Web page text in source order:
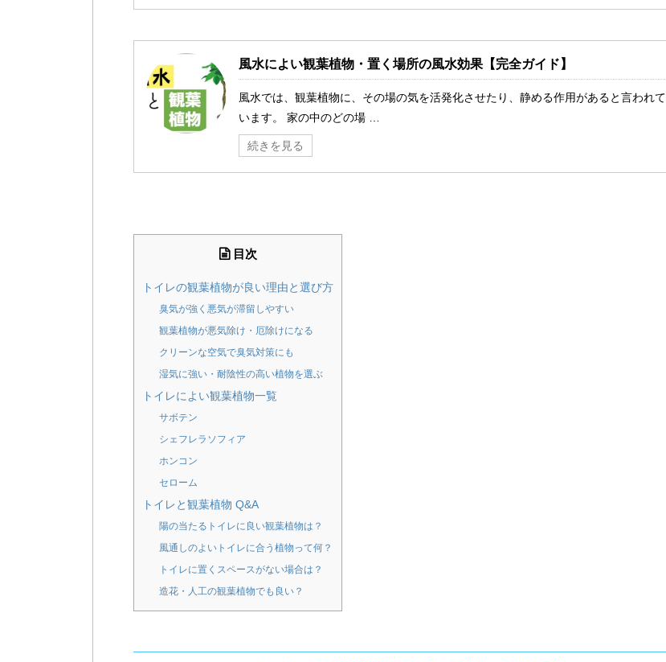
風水によい観葉植物・置く場所の風水効果【完全ガイド】
風水では、観葉植物に、その場の気を活発化させたり、静める作用があると言われて
います。 家の中のどの場 …
続きを見る
目次
トイレの観葉植物が良い理由と選び方
臭気が強く悪気が滞留しやすい
観葉植物が悪気除け・厄除けになる
クリーンな空気で臭気対策にも
湿気に強い・耐陰性の高い植物を選ぶ
トイレによい観葉植物一覧
サボテン
シェフレラソフィア
ホンコン
セローム
トイレと観葉植物 Q&A
陽の当たるトイレに良い観葉植物は？
風通しのよいトイレに合う植物って何？
トイレに置くスペースがない場合は？
造花・人工の観葉植物でも良い？